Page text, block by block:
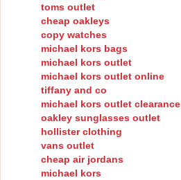
toms outlet
cheap oakleys
copy watches
michael kors bags
michael kors outlet
michael kors outlet online
tiffany and co
michael kors outlet clearance
oakley sunglasses outlet
hollister clothing
vans outlet
cheap air jordans
michael kors